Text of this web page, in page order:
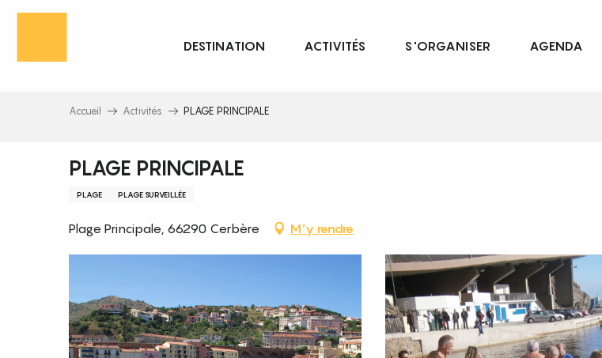
Aller
principal
DESTINATION ACTIVITÉS S'ORGANISER AGENDA
Accueil Activités PLAGE PRINCIPALE
PLAGE PRINCIPALE
PLAGE PLAGE SURVEILLÉE
Plage Principale, 66290 Cerbère M'y rendre